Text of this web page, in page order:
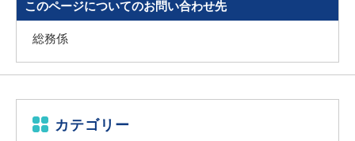
このページについてのお問い合わせ先
総務係
カテゴリー